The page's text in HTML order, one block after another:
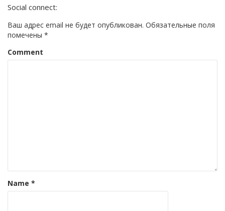
Social connect:
Ваш адрес email не будет опубликован. Обязательные поля
помечены *
Comment
Name *